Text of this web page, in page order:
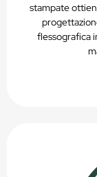
stampate
flessografica